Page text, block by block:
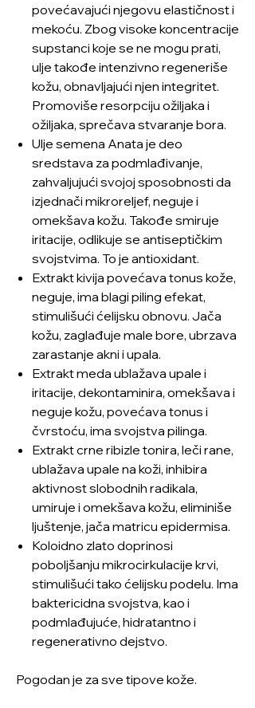
povećavajući njegovu elastičnost i
mekoću. Zbog visoke koncentracije
supstanci koje se ne mogu prati,
ulje takođe intenzivno regeneriše
kožu, obnavljajući njen integritet.
Promoviše resorpciju ožiljaka i
ožiljaka, sprečava stvaranje bora.
Ulje semena Anata je deo
sredstava za podmlađivanje,
zahvaljujući svojoj sposobnosti da
izjednači mikroreljef, neguje i
omekšava kožu. Takođe smiruje
iritacije, odlikuje se antiseptičkim
svojstvima. To je antioxidant.
Extrakt kivija povećava tonus kože,
neguje, ima blagi piling efekat,
stimulišući ćelijsku obnovu. Jača
kožu, zaglađuje male bore, ubrzava
zarastanje akni i upala.
Extrakt meda ublažava upale i
iritacije, dekontaminira, omekšava i
neguje kožu, povećava tonus i
čvrstoću, ima svojstva pilinga.
Extrakt crne ribizle tonira, leči rane,
ublažava upale na koži, inhibira
aktivnost slobodnih radikala,
umiruje i omekšava kožu, eliminiše
ljuštenje, jača matricu epidermisa.
Koloidno zlato doprinosi
poboljšanju mikrocirkulacije krvi,
stimulišući tako ćelijsku podelu. Ima
baktericidna svojstva, kao i
podmlađujuće, hidratantno i
regenerativno dejstvo.
Pogodan je za sve tipove kože.